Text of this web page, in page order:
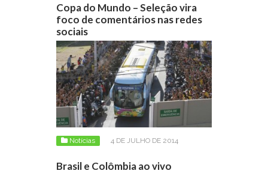
Copa do Mundo – Seleção vira
foco de comentários nas redes
sociais
Notícias 4 DE JULHO DE 2014
Brasil e Colômbia ao vivo